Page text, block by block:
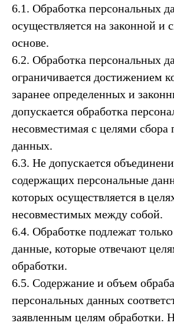
6.1. Обработка персональных
осуществляется на законной и
основе.
6.2. Обработка персональных
ограничивается достижением
заранее определенных и
допускается обработка
несовместимая с целями сбора
данных.
6.3. Не допускается
содержащих персональные
которых осуществляется в
несовместимых между собой.
6.4. Обработке подлежат
данные, которые отвечают
обработки.
6.5. Содержание и объем
персональных данных
заявленным целям обработки.